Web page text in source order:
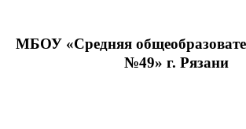
МБОУ «Средняя
№49» г. Рязани